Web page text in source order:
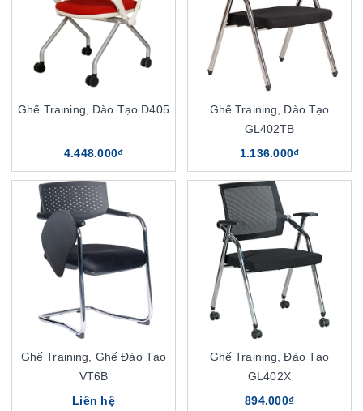
Ghế Training, Đào Tạo D405
4.448.000₫
Ghế Training, Đào Tạo
GL402TB
1.136.000₫
Ghế Training, Ghế Đào Tạo
VT6B
Liên hệ
Ghế Training, Đào Tạo
GL402X
894.000₫